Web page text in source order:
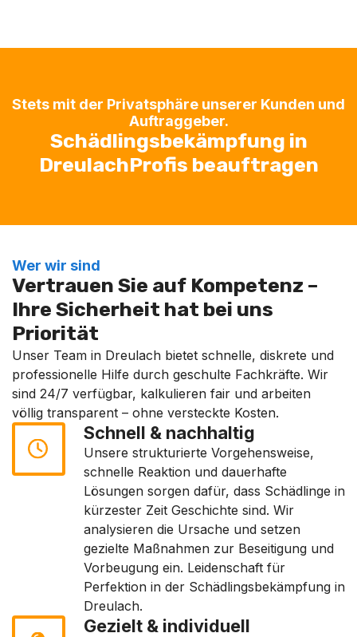
Stets mit der Privatsphäre unserer Kunden und
Auftraggeber.
Schädlingsbekämpfung in
DreulachProfis beauftragen
Wer wir sind
Vertrauen Sie auf Kompetenz –
Ihre Sicherheit hat bei uns
Priorität
Unser Team in Dreulach bietet schnelle, diskrete und
professionelle Hilfe durch geschulte Fachkräfte. Wir
sind 24/7 verfügbar, kalkulieren fair und arbeiten
völlig transparent – ohne versteckte Kosten.
Schnell & nachhaltig
Unsere strukturierte Vorgehensweise,
schnelle Reaktion und dauerhafte
Lösungen sorgen dafür, dass Schädlinge in
kürzester Zeit Geschichte sind. Wir
analysieren die Ursache und setzen
gezielte Maßnahmen zur Beseitigung und
Vorbeugung ein. Leidenschaft für
Perfektion in der Schädlingsbekämpfung in
Dreulach.
Gezielt & individuell